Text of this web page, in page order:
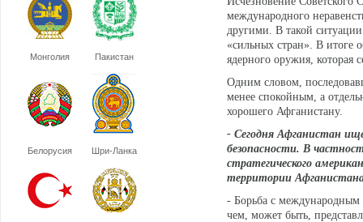
Монголия Пакистан
Белорусия Шри-Ланка
международного
другими. В такой
«сильных стран». В итоге
ядерного оружия, которая
Одним словом,
менее спокойным, а
хорошего Афганистану.
- Сегодня Афганистан
безопасности. В
стратегического
территории
- Борьба с международным
чем, может быть,